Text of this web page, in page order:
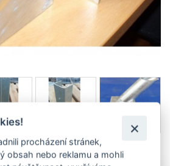
procházení stránek,
obsah nebo reklamu a mohli